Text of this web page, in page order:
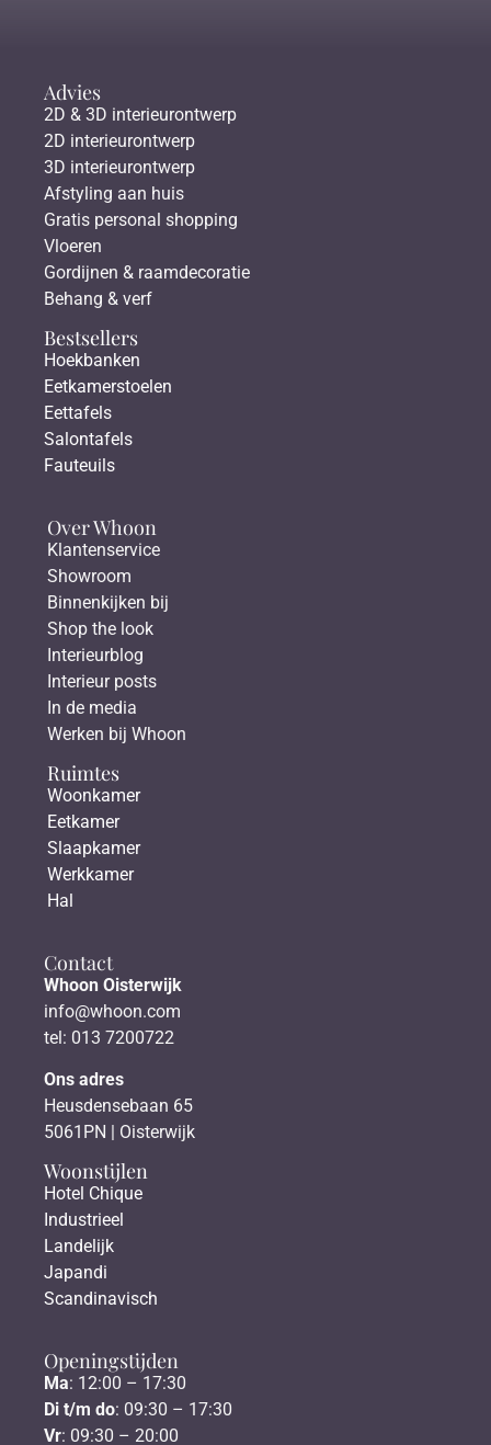
Advies
2D & 3D interieurontwerp
2D interieurontwerp
3D interieurontwerp
Afstyling aan huis
Gratis personal shopping
Vloeren
Gordijnen & raamdecoratie
Behang & verf
Bestsellers
Hoekbanken
Eetkamerstoelen
Eettafels
Salontafels
Fauteuils
Over Whoon
Klantenservice
Showroom
Binnenkijken bij
Shop the look
Interieurblog
Interieur posts
In de media
Werken bij Whoon
Ruimtes
Woonkamer
Eetkamer
Slaapkamer
Werkkamer
Hal
Contact
Whoon Oisterwijk
info@whoon.com
tel: 013 7200722
Ons adres
Heusdensebaan 65
5061PN | Oisterwijk
Woonstijlen
Hotel Chique
Industrieel
Landelijk
Japandi
Scandinavisch
Openingstijden
Ma: 12:00 – 17:30
Di t/m do: 09:30 – 17:30
Vr: 09:30 – 20:00